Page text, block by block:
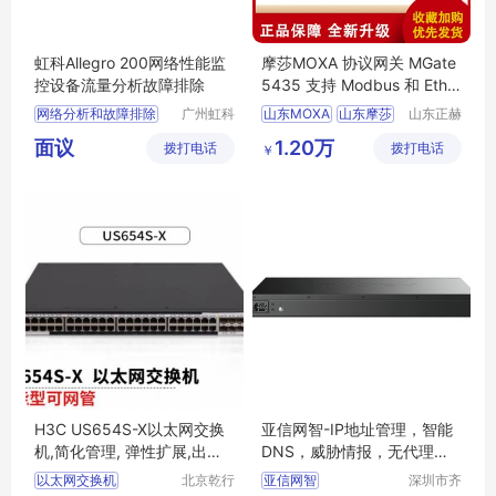
虹科Allegro 200网络性能监
控设备流量分析故障排除
网络分析和故障排除
全流量回溯分析
实时探索你的网络
广州虹科
有限公司
面议 拨打电话
摩莎MOXA 协议网关 MGate
5435 支持 Modbus 和 Ether
net/IP 协议转换
山东MOXA 山东摩莎
MGate5435
山东正赫
有限公司
￥ 1.20万 拨打电话
H3C US654S-X以太网交换
机,简化管理, 弹性扩展,出色
的管理性
以太网交换机
北京乾行
亚信网智-IP地址管理，智能
DNS，威胁情报，无代理网
络准入
亚信网智
深圳市齐